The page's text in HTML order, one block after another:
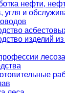
нефти,
угля и
изделий